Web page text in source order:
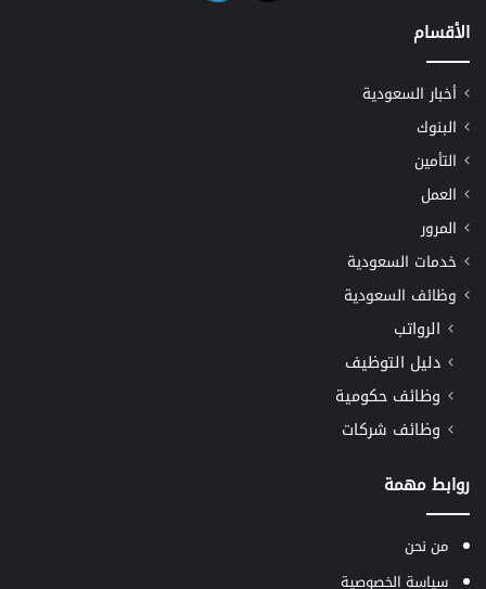
الأقسام
أخبار السعودية
البنوك
التأمين
العمل
المرور
خدمات السعودية
وظائف السعودية
الرواتب
دليل التوظيف
وظائف حكومية
وظائف شركات
روابط مهمة
من نحن
سياسة الخصوصية